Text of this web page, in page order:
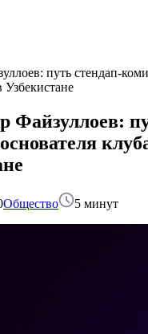
путь стендап-
Общество 5 минут